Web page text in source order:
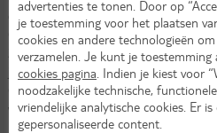
ook regionale specialiteiten, zoals
Country hotel rij je in ca. 5 minuten
Zodat ook het proeven van de
je vakantie. Hier is ook hotel
Country hotel gratis gebruikmaakt
wellnesscentrum.
advertenties te tonen. Door op
je toestemming voor het plaatsen
cookies en andere technologieën
verzamelen. Je kunt je
cookies pagina . Indien je kiest voor
noodzakelijke technische,
vriendelijke analytische cookies. Er
gepersonaliseerde content.